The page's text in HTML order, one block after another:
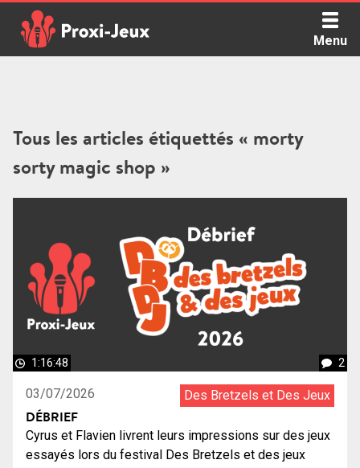
content
Menu
Tous les articles étiquettés « morty
sorty magic shop »
1:16:48 2
03/07/2026 Des Bretzels et Des Jeux
DÉBRIEF
Cyrus et Flavien livrent leurs impressions sur des jeux
essayés lors du festival Des Bretzels et des jeux